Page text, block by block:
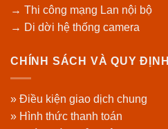
→ Thi công mạng Lan nội bộ
→ Di dời hệ thống camera
CHÍNH SÁCH VÀ QUY ĐỊNH
» Điều kiện giao dịch chung
» Hình thức thanh toán